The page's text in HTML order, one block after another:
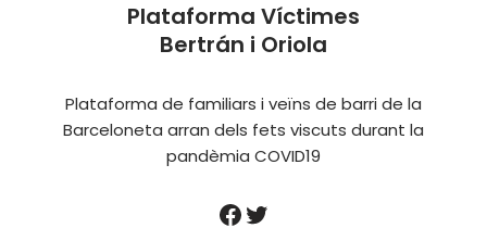
Plataforma Víctimes
Bertrán i Oriola
Plataforma de familiars i veïns de barri de la
Barceloneta arran dels fets viscuts durant la
pandèmia COVID19